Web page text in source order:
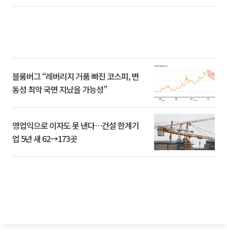
블룸버그 “레버리지 거품 빠진 코스피, 변
동성 최악 국면 지났을 가능성”
영업익으로 이자도 못 낸다…건설 한계기
업 5년 새 62→173곳